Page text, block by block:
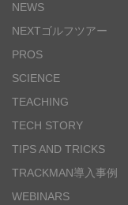
NEWS
NEXTゴルフツアー
PROS
SCIENCE
TEACHING
TECH STORY
TIPS AND TRICKS
TRACKMAN導入事例
WEBINARS